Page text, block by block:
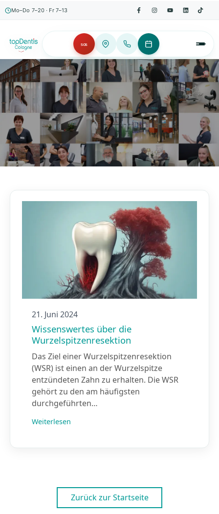
Mo–Do 7–20 · Fr 7–13
SOS
Unser Blog
21. Juni 2024
Wissenswertes über die
Wurzelspitzen­resektion
Das Ziel einer Wurzelspitzenresektion
(WSR) ist einen an der Wurzelspitze
entzündeten Zahn zu erhalten. Die WSR
gehört zu den am häufigsten
durchgeführten…
Weiterlesen
Zurück zur Startseite